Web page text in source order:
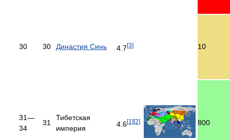
30 30 Династия Синь 4.7[3] 10
31—
34
31
Тибетская
империя
4.6[1][2] 800